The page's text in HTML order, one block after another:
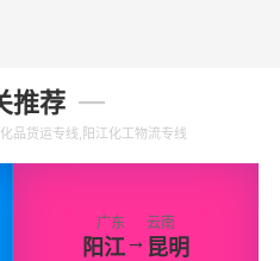
推荐
品货运专线,阳江化工物流专线
广东
阳江→
云南
昆明